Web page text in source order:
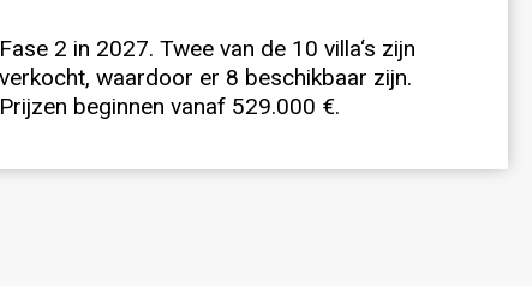
Prijzen beginnen vanaf 529.000 €.